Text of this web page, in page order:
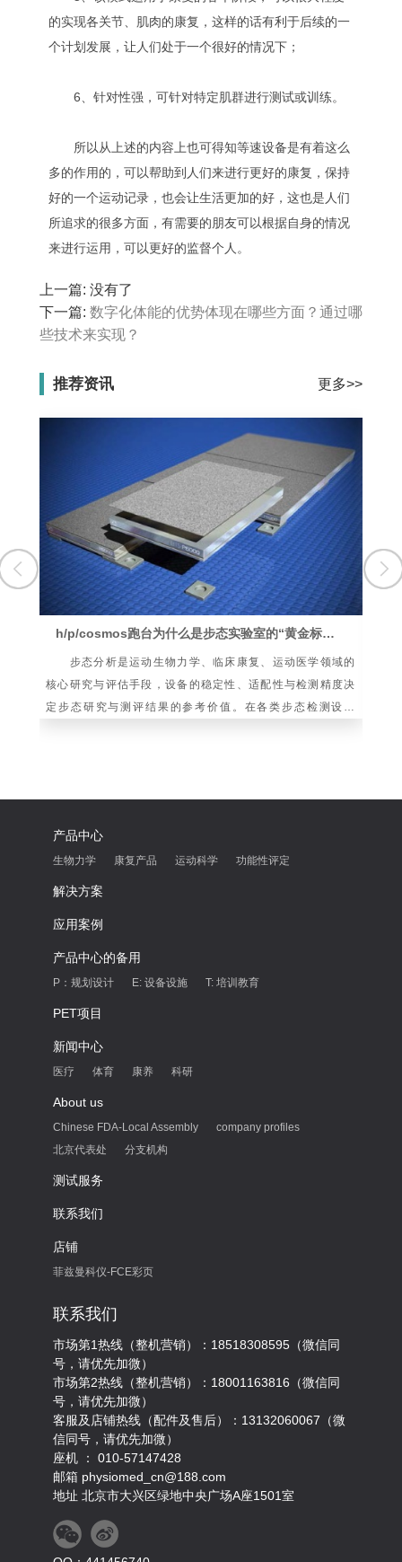
的实现各关节、肌肉的康复，这样的话有利于后续的一
个计划发展，让人们处于一个很好的情况下；
6、针对性强，可针对特定肌群进行测试或训练。
所以从上述的内容上也可得知等速设备‍是有着这么
多的作用的，可以帮助到人们来进行更好的康复，保持
好的一个运动记录，也会让生活更加的好，这也是人们
所追求的很多方面，有需要的朋友可以根据自身的情况
来进行运用，可以更好的监督个人。
上一篇: 没有了
下一篇: 数字化体能的优势体现在哪些方面？通过哪
些技术来实现？
推荐资讯 更多>>
h/p/cosmos跑台为什么是步态实验室的“黄金标准”？
步态分析是运动生物力学、临床康复、运动医学领域的
核心研究与评估手段，设备的稳定性、适配性与检测精度决
定步态研究与测评结果的参考价值。在各类步态检测设备
产品中心
生物力学 康复产品 运动科学 功能性评定
解决方案
应用案例
产品中心的备用
P：规划设计 E: 设备设施 T: 培训教育
PET项目
新闻中心
医疗 体育 康养 科研
About us
Chinese FDA-Local Assembly
company profiles
北京代表处
分支机构
测试服务
联系我们
店铺
菲兹曼科仪-FCE彩页
联系我们
市场第1热线（整机营销）：18518308595（微信同
号，请优先加微）
市场第2热线（整机营销）：18001163816（微信同
号，请优先加微）
客服及店铺热线（配件及售后）：13132060067（微
信同号，请优先加微）
座机 ： 010-57147428
邮箱 physiomed_cn@188.com
地址 北京市大兴区绿地中央广场A座1501室